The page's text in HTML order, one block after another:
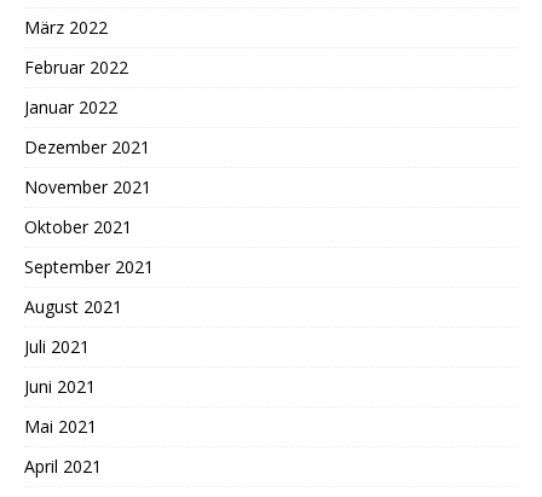
März 2022
Februar 2022
Januar 2022
Dezember 2021
November 2021
Oktober 2021
September 2021
August 2021
Juli 2021
Juni 2021
Mai 2021
April 2021